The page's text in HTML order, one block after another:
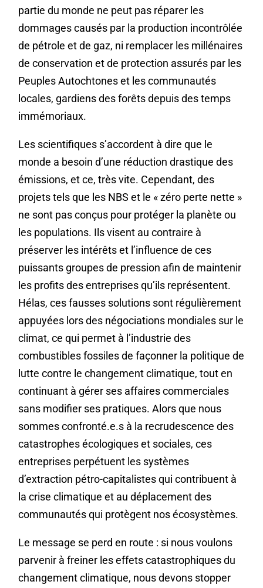
partie du monde ne peut pas réparer les
dommages causés par la production incontrôlée
de pétrole et de gaz, ni remplacer les millénaires
de conservation et de protection assurés par les
Peuples Autochtones et les communautés
locales, gardiens des forêts depuis des temps
immémoriaux.
Les scientifiques s’accordent à dire que le
monde a besoin d’une réduction drastique des
émissions, et ce, très vite. Cependant, des
projets tels que les NBS et le « zéro perte nette »
ne sont pas conçus pour protéger la planète ou
les populations. Ils visent au contraire à
préserver les intérêts et l’influence de ces
puissants groupes de pression afin de maintenir
les profits des entreprises qu’ils représentent.
Hélas, ces fausses solutions sont régulièrement
appuyées lors des négociations mondiales sur le
climat, ce qui permet à l’industrie des
combustibles fossiles de façonner la politique de
lutte contre le changement climatique, tout en
continuant à gérer ses affaires commerciales
sans modifier ses pratiques. Alors que nous
sommes confronté.e.s à la recrudescence des
catastrophes écologiques et sociales, ces
entreprises perpétuent les systèmes
d’extraction pétro-capitalistes qui contribuent à
la crise climatique et au déplacement des
communautés qui protègent nos écosystèmes.
Le message se perd en route : si nous voulons
parvenir à freiner les effets catastrophiques du
changement climatique, nous devons stopper